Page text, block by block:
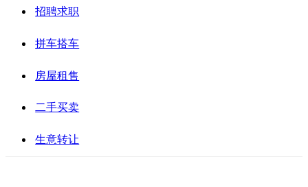
招聘求职
拼车搭车
房屋租售
二手买卖
生意转让